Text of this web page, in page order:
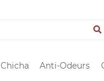
Chicha Anti-Odeurs